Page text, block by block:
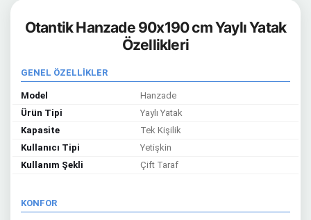
Otantik Hanzade 90x190 cm Yaylı Yatak
Özellikleri
GENEL ÖZELLİKLER
Model
Hanzade
Ürün Tipi
Yaylı Yatak
Kapasite
Tek Kişilik
Kullanıcı Tipi
Yetişkin
Kullanım Şekli
Çift Taraf
KONFOR